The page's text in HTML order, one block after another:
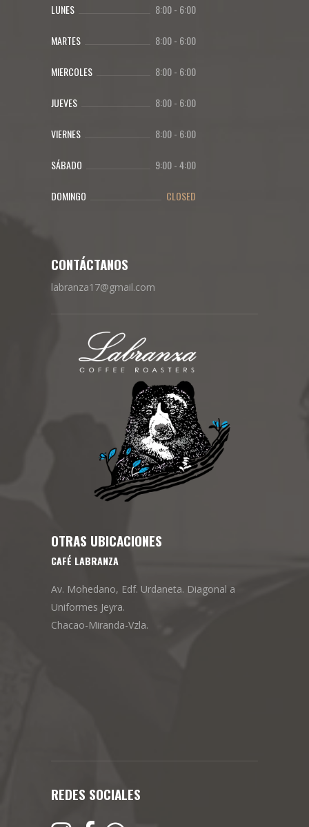
LUNES 8:00- 6:00
MARTES 8:00- 6:00
MIERCOLES 8:00- 6:00
JUEVES 8:00- 6:00
VIERNES 8:00- 6:00
SÁBADO 9:00-4:00
DOMINGO CLOSED
CONTÁCTANOS
labranza17@gmail.com
OTRAS UBICACIONES
CAFÉ LABRANZA
Av. Mohedano, Edf. Urdaneta. Diagonal a
Uniformes Jeyra.
Chacao-Miranda-Vzla.
REDES SOCIALES